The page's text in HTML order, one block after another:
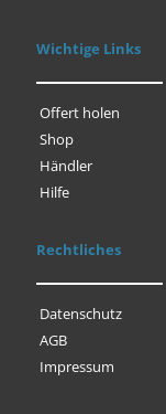
Wichtige Links
Offert holen
Shop
Händler
Hilfe
Rechtliches
Datenschutz
AGB
Impressum